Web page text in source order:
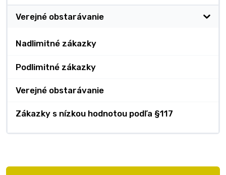
Verejné obstarávanie
Nadlimitné zákazky
Podlimitné zákazky
Verejné obstarávanie
Zákazky s nízkou hodnotou podľa §117